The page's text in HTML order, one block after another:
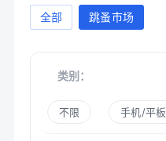
全部
跳蚤市场
类别：
不限 手机/平板